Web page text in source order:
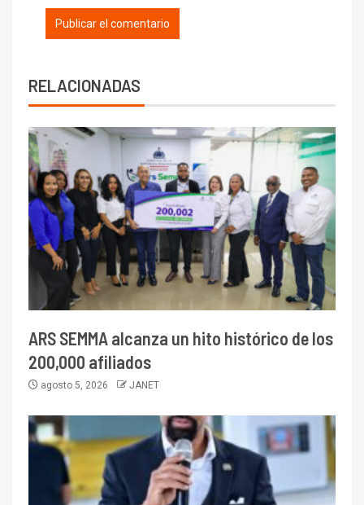
RELACIONADAS
ARS SEMMA alcanza un hito histórico de los
200,000 afiliados
agosto 5, 2026 JANET